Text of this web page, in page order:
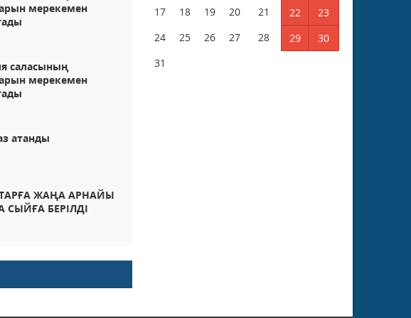
мерекемен
саласының
мерекемен
атанды
ЖАҢА АРНАЙЫ
СЫЙҒА БЕРІЛДІ
17 18 19 20 21 22
23
24
25 26 27 28 29
30
31